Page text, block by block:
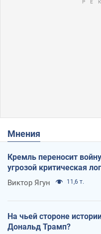
Мнения
Кремль переносит
угрозой критическая
Виктор Ягун 11,6 т.
На чьей стороне
Дональд Трамп?